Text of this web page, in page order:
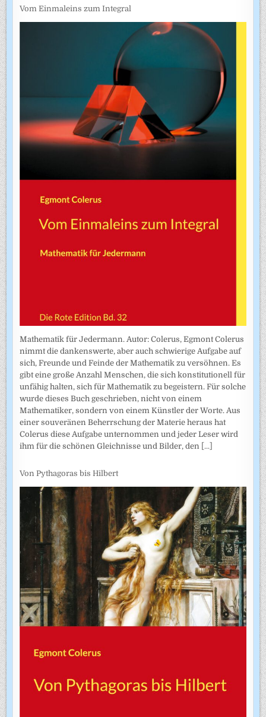
Vom Einmaleins zum Integral
Mathematik für Jedermann. Autor: Colerus, Egmont Colerus
nimmt die dankenswerte, aber auch schwierige Aufgabe auf
sich, Freunde und Feinde der Mathematik zu versöhnen. Es
gibt eine große Anzahl Menschen, die sich konstitutionell für
unfähig halten, sich für Mathematik zu begeistern. Für solche
wurde dieses Buch geschrieben, nicht von einem
Mathematiker, sondern von einem Künstler der Worte. Aus
einer souveränen Beherrschung der Materie heraus hat
Colerus diese Aufgabe unternommen und jeder Leser wird
ihm für die schönen Gleichnisse und Bilder, den [...]
Von Pythagoras bis Hilbert